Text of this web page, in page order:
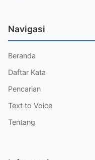
Navigasi
Beranda
Daftar Kata
Pencarian
Text to Voice
Tentang